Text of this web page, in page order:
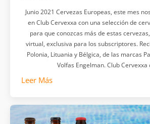
Junio 2021 Cervezas Europeas, este mes
en Club Cervexxa con una selección de
para que conozcas más de estas
virtual, exclusiva para los subscriptores.
Polonia, Lituania y Bélgica, de las marcas
Volfas Engelman. Club
Leer Más